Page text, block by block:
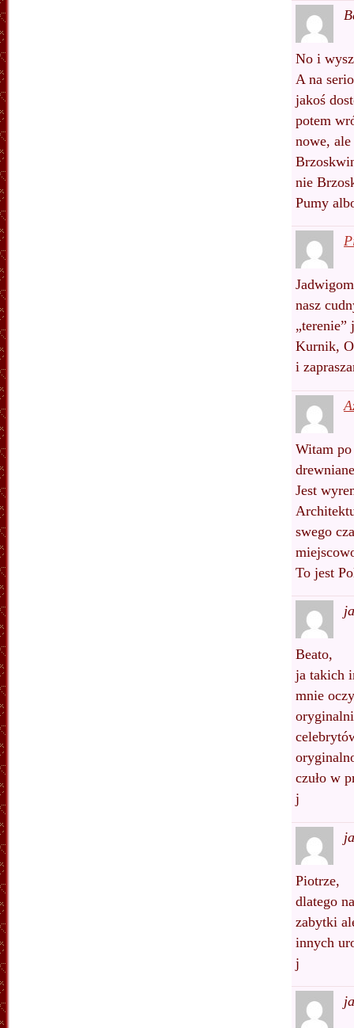
No i
A na
jakoś
potem
nowe,
nie
Pumy
nasz
Kurnik,
i
Witam
Jest
swego
To jest
Beato,
ja takich
mnie
czuło w
j
Piotrze,
dlatego
zabytki
innych
j